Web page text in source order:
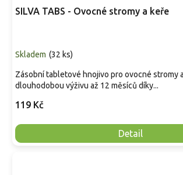
SILVA TABS - Ovocné stromy a keře
Skladem (32 ks)
119 Kč
Detail
Zásobní tabletové hnojivo pro ovocné stromy
dlouhodobou výživu až 12 měsíců díky...